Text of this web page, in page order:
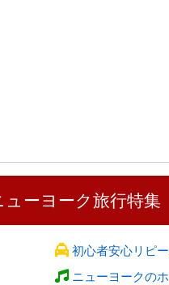
ューヨーク旅行特集
初心者安心リピ
ニューヨークの